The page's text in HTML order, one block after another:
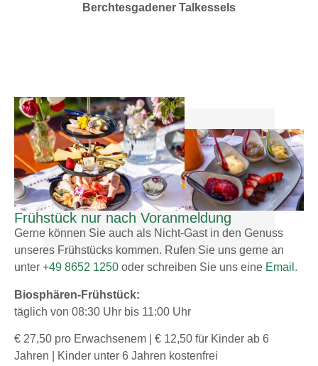
Berchtesgadener Talkessels
Frühstück nur nach Voranmeldung
Gerne können Sie auch als Nicht-Gast in den Genuss
unseres Frühstücks kommen. Rufen Sie uns gerne an
unter +49 8652 1250 oder schreiben Sie uns eine Email .
Biosphären-Frühstück:
täglich von 08:30 Uhr bis 11:00 Uhr
€ 27,50 pro Erwachsenem | € 12,50 für Kinder ab 6
Jahren | Kinder unter 6 Jahren kostenfrei